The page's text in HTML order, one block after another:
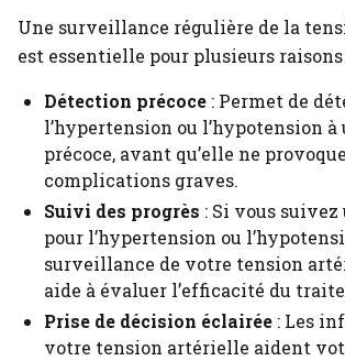
Une surveillance régulière de la
est essentielle pour plusieurs raisons
Détection précoce : Permet de
l’hypertension ou l’hypotension à
précoce, avant qu’elle ne
complications graves.
Suivi des progrès : Si vous
pour l’hypertension ou
surveillance de votre tension
aide à évaluer l’efficacité du
Prise de décision éclairée : Les
votre tension artérielle aident